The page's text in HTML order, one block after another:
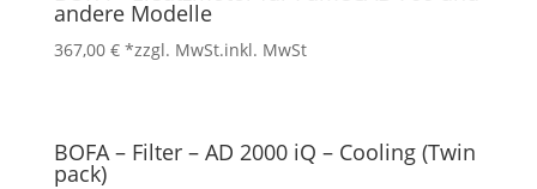
andere Modelle
367,00 € *zzgl. MwSt.inkl. MwSt
BOFA – Filter – AD 2000 iQ – Cooling (Twin
pack)